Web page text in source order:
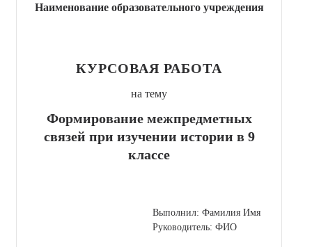
Наименование образовательного учреждения
КУРСОВАЯ РАБОТА
на тему
Формирование межпредметных
связей при изучении истории в 9
классе
Выполнил: Фамилия Имя
Руководитель: ФИО